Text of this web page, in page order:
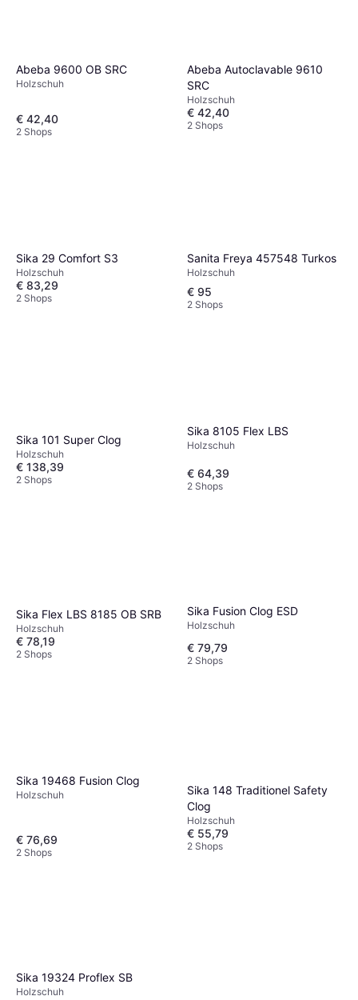
Abeba 9600 OB SRC
Holzschuh
€ 42,40
2 Shops
Abeba Autoclavable 9610
SRC
Holzschuh
€ 42,40
2 Shops
Sika 29 Comfort S3
Holzschuh
€ 83,29
2 Shops
Sanita Freya 457548 Turkos
Holzschuh
€ 95
2 Shops
Sika 101 Super Clog
Holzschuh
€ 138,39
2 Shops
Sika 8105 Flex LBS
Holzschuh
€ 64,39
2 Shops
Sika Flex LBS 8185 OB SRB
Holzschuh
€ 78,19
2 Shops
Sika Fusion Clog ESD
Holzschuh
€ 79,79
2 Shops
Sika 19468 Fusion Clog
Holzschuh
€ 76,69
2 Shops
Sika 148 Traditionel Safety
Clog
Holzschuh
€ 55,79
2 Shops
Sika 19324 Proflex SB
Holzschuh